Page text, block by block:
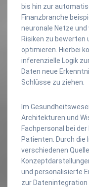
bis hin zur
Finanzbranche
neuronale Netze
Risiken zu
optimieren. Hierbei
inferenzielle Logik
Daten neue
Schlüsse zu ziehen.
Im
Architekturen und
Fachpersonal bei
Patienten. Durch die
verschiedenen
und personalisierte
zur